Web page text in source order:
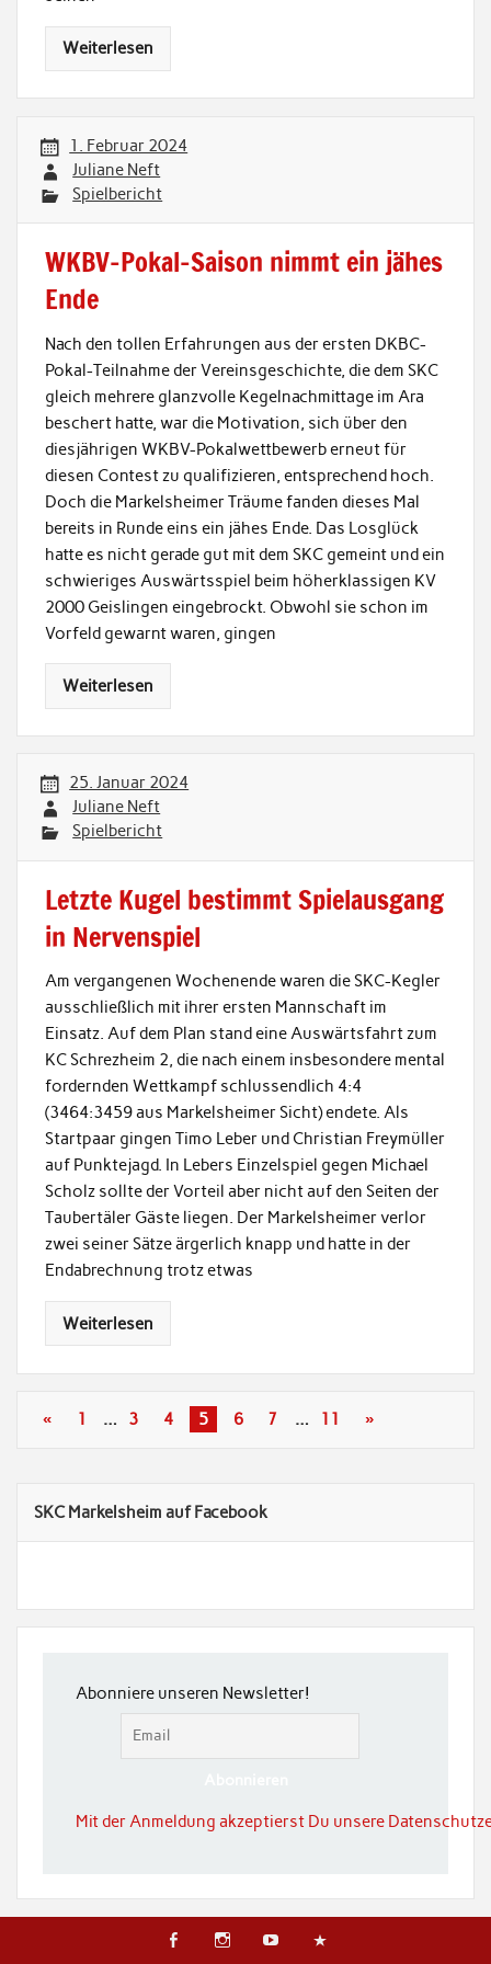
Weiterlesen
1. Februar 2024
Juliane Neft
Spielbericht
WKBV-Pokal-Saison nimmt ein jähes
Ende
Nach den tollen Erfahrungen aus der ersten DKBC-
Pokal-Teilnahme der Vereinsgeschichte, die dem SKC
gleich mehrere glanzvolle Kegelnachmittage im Ara
beschert hatte, war die Motivation, sich über den
diesjährigen WKBV-Pokalwettbewerb erneut für
diesen Contest zu qualifizieren, entsprechend hoch.
Doch die Markelsheimer Träume fanden dieses Mal
bereits in Runde eins ein jähes Ende. Das Losglück
hatte es nicht gerade gut mit dem SKC gemeint und ein
schwieriges Auswärtsspiel beim höherklassigen KV
2000 Geislingen eingebrockt. Obwohl sie schon im
Vorfeld gewarnt waren, gingen
Weiterlesen
25. Januar 2024
Juliane Neft
Spielbericht
Letzte Kugel bestimmt Spielausgang
in Nervenspiel
Am vergangenen Wochenende waren die SKC-Kegler
ausschließlich mit ihrer ersten Mannschaft im
Einsatz. Auf dem Plan stand eine Auswärtsfahrt zum
KC Schrezheim 2, die nach einem insbesondere mental
fordernden Wettkampf schlussendlich 4:4
(3464:3459 aus Markelsheimer Sicht) endete. Als
Startpaar gingen Timo Leber und Christian Freymüller
auf Punktejagd. In Lebers Einzelspiel gegen Michael
Scholz sollte der Vorteil aber nicht auf den Seiten der
Taubertäler Gäste liegen. Der Markelsheimer verlor
zwei seiner Sätze ärgerlich knapp und hatte in der
Endabrechnung trotz etwas
Weiterlesen
« 1 … 3 4 5 6 7 … 11 »
SKC Markelsheim auf Facebook
Abonniere unseren Newsletter!
Mit der Anmeldung akzeptierst Du unsere